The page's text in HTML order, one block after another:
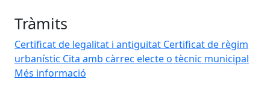
Tràmits
Certificat de legalitat i antiguitat Certificat de règim
urbanístic Cita amb càrrec electe o tècnic municipal
Més informació